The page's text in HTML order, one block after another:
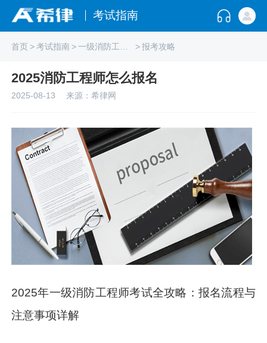
考试指南
首页>考试指南> > 报考攻略
2025消防工程师怎么报名
2025-08-13 来源：希律网
2025年一级消防工程师考试全攻略：报名流程与
注意事项详解